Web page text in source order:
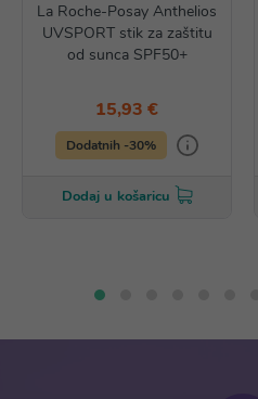
La Roche-Posay Anthelios
UVSPORT stik za zaštitu
od sunca SPF50+
15,93 €
Dodatnih -30%
Dodaj u košaricu